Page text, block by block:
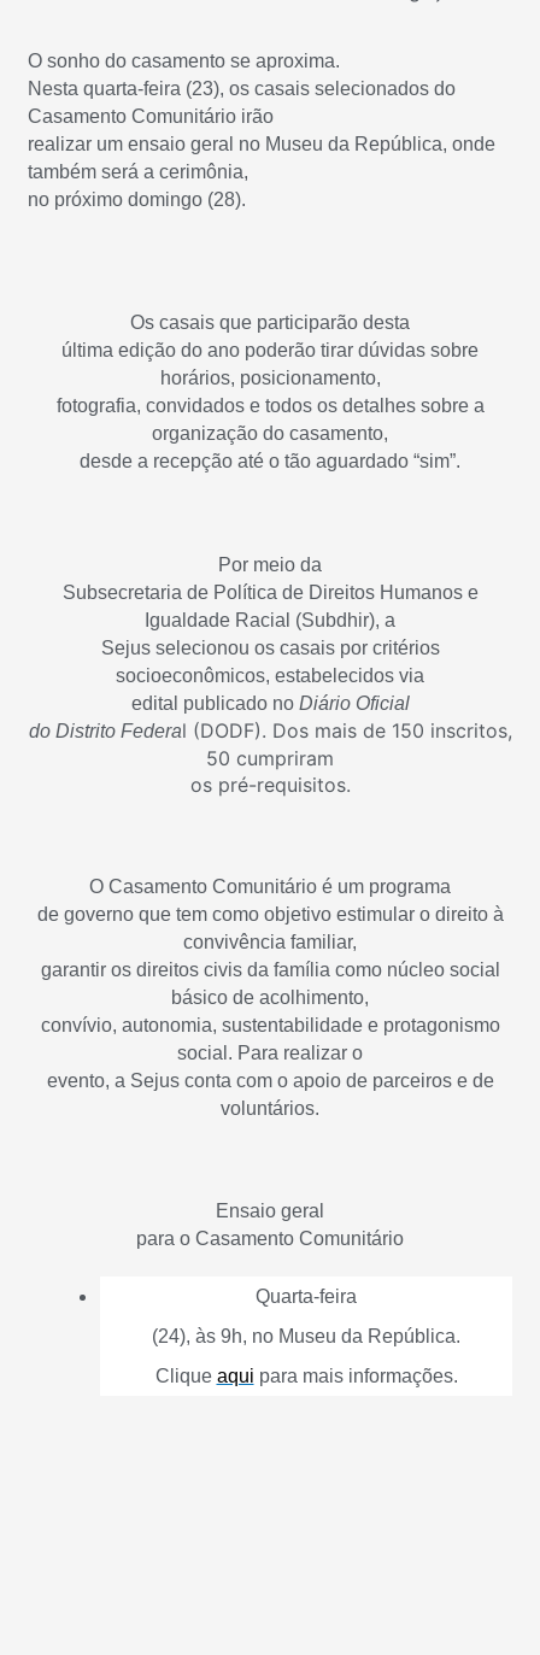
O sonho do casamento se aproxima.
Nesta quarta-feira (23), os casais selecionados do
Casamento Comunitário irão
realizar um ensaio geral no Museu da República, onde
também será a cerimônia,
no próximo domingo (28).
Os casais que participarão desta
última edição do ano poderão tirar dúvidas sobre
horários, posicionamento,
fotografia, convidados e todos os detalhes sobre a
organização do casamento,
desde a recepção até o tão aguardado “sim”.
Por meio da
Subsecretaria de Política de Direitos Humanos e
Igualdade Racial (Subdhir), a
Sejus selecionou os casais por critérios
socioeconômicos, estabelecidos via
edital publicado no Diário Oficial
do Distrito Federal (DODF). Dos mais de 150 inscritos,
50 cumpriram
os pré-requisitos.
O Casamento Comunitário é um programa
de governo que tem como objetivo estimular o direito à
convivência familiar,
garantir os direitos civis da família como núcleo social
básico de acolhimento,
convívio, autonomia, sustentabilidade e protagonismo
social. Para realizar o
evento, a Sejus conta com o apoio de parceiros e de
voluntários.
Ensaio geral
para o Casamento Comunitário
Quarta-feira
(24), às 9h, no Museu da República.
Clique aqui para mais informações.